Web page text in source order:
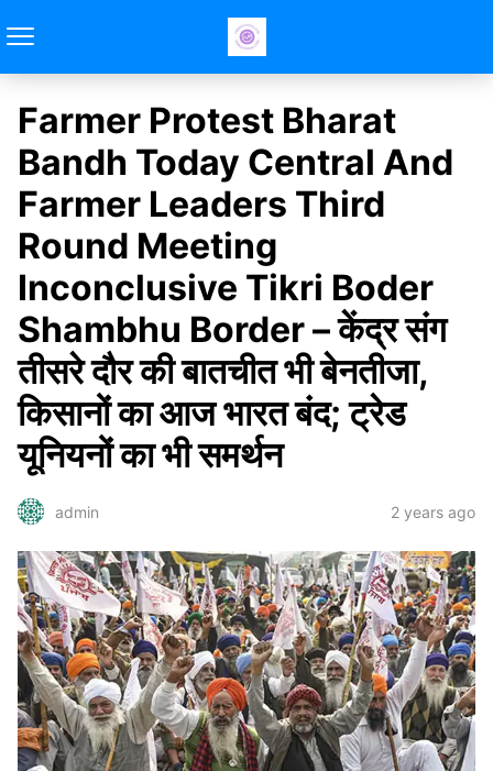
Farmer Protest Bharat
Bandh Today Central And
Farmer Leaders Third
Round Meeting
Inconclusive Tikri Boder
Shambhu Border – केंद्र संग
तीसरे दौर की बातचीत भी बेनतीजा,
किसानों का आज भारत बंद; ट्रेड
यूनियनों का भी समर्थन
admin 2 years ago